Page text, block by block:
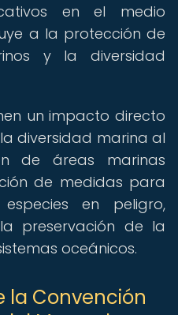
en el medio
a la protección de
y la diversidad
un impacto directo
diversidad marina al
de áreas marinas
de medidas para
en peligro,
preservación de la
oceánicos.
la Convención